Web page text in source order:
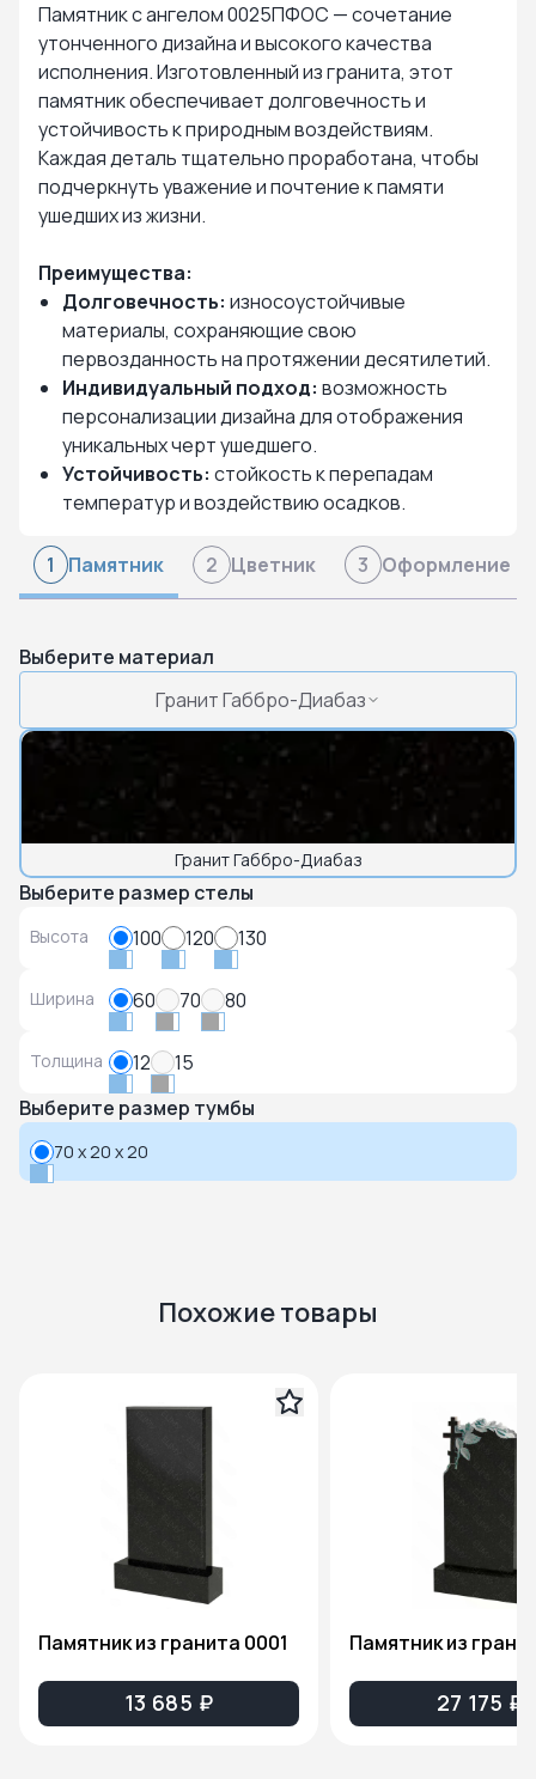
Памятник с ангелом 0025ПФОС — сочетание
утонченного дизайна и высокого качества
исполнения. Изготовленный из гранита, этот
памятник обеспечивает долговечность и
устойчивость к природным воздействиям.
Каждая деталь тщательно проработана, чтобы
подчеркнуть уважение и почтение к памяти
ушедших из жизни.
Преимущества:
Долговечность: износоустойчивые
материалы, сохраняющие свою
первозданность на протяжении десятилетий.
Индивидуальный подход: возможность
персонализации дизайна для отображения
уникальных черт ушедшего.
Устойчивость: стойкость к перепадам
температур и воздействию осадков.
1 Памятник 2 Цветник 3 Оформление
Выберите материал
Гранит Габбро-Диабаз
Гранит Габбро-Диабаз
Выберите размер стелы
Высота 100 120 130
Ширина 60 70 80
Толщина 12
15
Выберите размер тумбы
70 x 20 x 20
Похожие товары
Памятник из гранита 0001
13 685 ₽ 27 175 ₽